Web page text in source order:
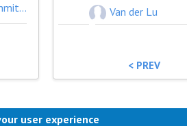
Wie macht man das in einer Krise, die unmittelbares Handeln erfordert? Disruptive Ereignisse sind per Definition unvorhergesehen (zumindest der Zeitpunkt) und werden zur Krise, wenn man nicht vorbereitet ist oder das Ereignis nicht versteht. Wie muss die Vorgangsweise sein um einen demokratischen Konsens zu erzeugen? Van der Lu
< PREV
user experience